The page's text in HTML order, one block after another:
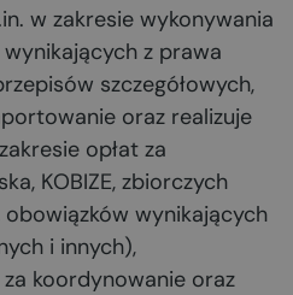
w zakresie wykonywania
z prawa
szczegółowych,
oraz realizuje
opłat za
KOBIZE, zbiorczych
wynikających
i innych),
koordynowanie oraz